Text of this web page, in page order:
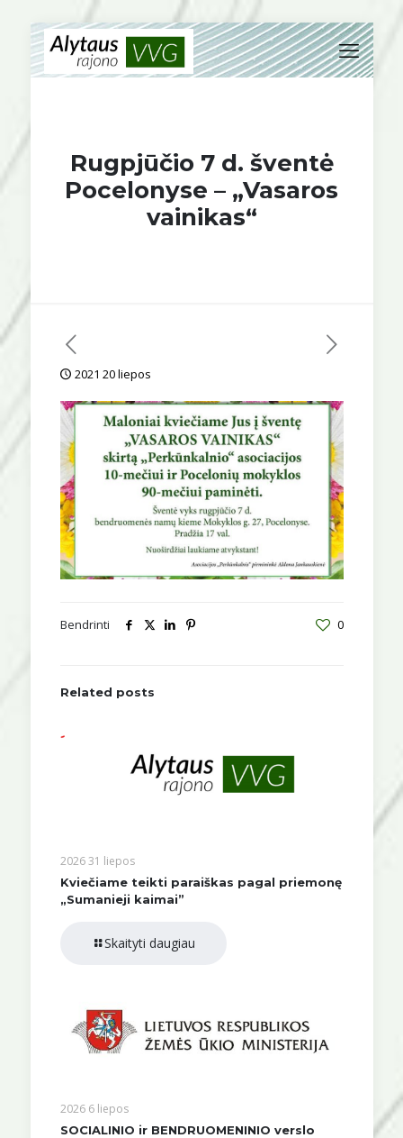
Rugpjūčio 7 d. šventė
Pocelonyse – „Vasaros
vainikas“
2021 20 liepos
Bendrinti 0
Related posts
2026 31 liepos
Kviečiame teikti paraiškas pagal priemonę
„Sumanieji kaimai”
Skaityti daugiau
2026 6 liepos
SOCIALINIO ir BENDRUOMENINIO verslo